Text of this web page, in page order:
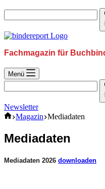
Fachmagazin für
Menü
Newsletter
Home
Magazin Mediadaten
Mediadaten
Mediadaten 2026 downloaden